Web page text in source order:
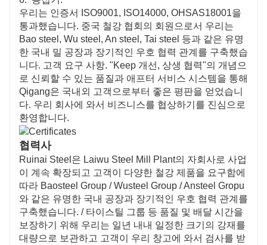
우리는 인증서 ISO9001, ISO14000, OHSAS18001을
통과했습니다. 중국 철강 협회의 회원으로서 우리는
Bao steel, Wu steel, An steel, Tai steel 등과 같은 유명
한 국내 밀 공장과 장기적인 우호 협력 관계를 구축했습
니다. 고객 요구 사항. "Keep 개선, 상생 협력"의 개념으
로 신뢰할 수 있는 품질과 애프터 서비스 시스템을 통해
Qigang은 국내외 고객으로부터 좋은 평판을 얻었습니
다. 우리 회사에 와서 비즈니스를 협상하기를 진심으로
환영합니다.
협력사
Ruinai Steel은 Laiwu Steel Mill Plant의 자회사로 사업
이 계속 확장되고 고객이 다양한 철강 제품을 요구함에
따라 Baosteel Group / Wusteel Group / Ansteel Gropu
와 같은 유명한 국내 공장과 장기적인 우호 협력 관계를
구축했습니다. / 타이스틸 그룹 등 품질 및 배달 시간을
보장하기 위해 우리는 일년 내내 일정한 크기의 강재를
대량으로 보관하고 고객이 우리 창고에 와서 검사를 받